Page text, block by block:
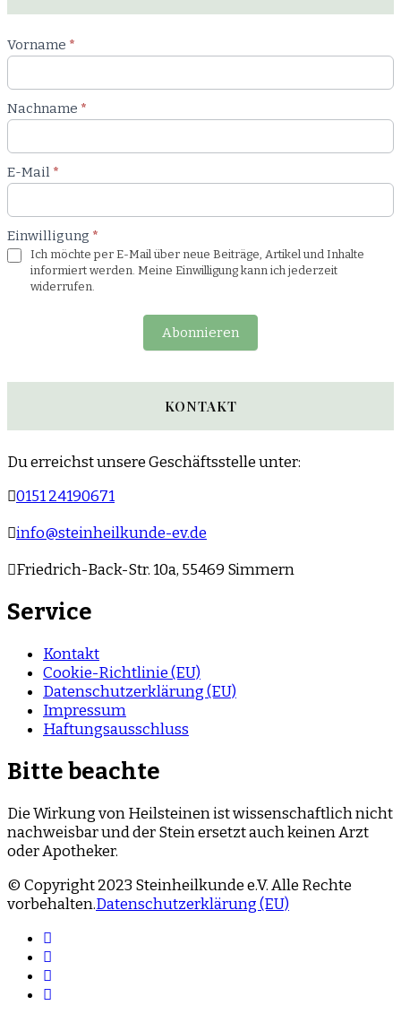
Newsletter
Blog
Vorname *
Nachname *
E-Mail *
Einwilligung *
Ich möchte per E-Mail über neue Beiträge, Artikel und Inhalte
informiert werden. Meine Einwilligung kann ich jederzeit
widerrufen.
Abonnieren
KONTAKT
Du erreichst unsere Geschäftsstelle unter:
0151 24190671
info@steinheilkunde-ev.de
Friedrich-Back-Str. 10a, 55469 Simmern
Service
Kontakt
Cookie-Richtlinie (EU)
Datenschutzerklärung (EU)
Impressum
Haftungsausschluss
Bitte beachte
Die Wirkung von Heilsteinen ist wissenschaftlich nicht
nachweisbar und der Stein ersetzt auch keinen Arzt
oder Apotheker.
© Copyright 2023 Steinheilkunde e.V. Alle Rechte
vorbehalten.Datenschutzerklärung (EU)